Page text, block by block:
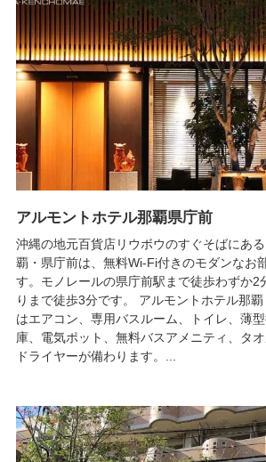
アルモントホテル那覇県庁前
沖縄の地元百貨店リウボウのすぐそばにあ
覇・県庁前は、無料Wi-Fi付きのモダンなお
す。モノレールの県庁前駅まで徒歩わずか2
りまで徒歩3分です。 アルモントホテル那
はエアコン、専用バスルーム、トイレ、薄
庫、電気ポット、無料バスアメニティ、タ
ドライヤーが備わります。...